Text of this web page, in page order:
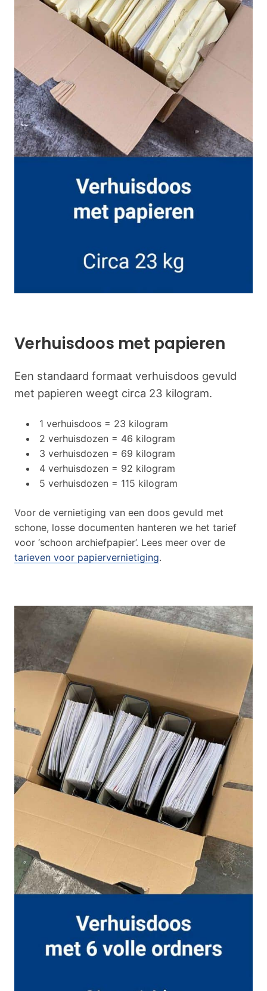
Verhuisdoos met papieren
Een standaard formaat verhuisdoos gevuld
met papieren weegt circa 23 kilogram.
1 verhuisdoos = 23 kilogram
2 verhuisdozen = 46 kilogram
3 verhuisdozen = 69 kilogram
4 verhuisdozen = 92 kilogram
5 verhuisdozen = 115 kilogram
Voor de vernietiging van een doos gevuld met
schone, losse documenten hanteren we het tarief
voor ‘schoon archiefpapier’. Lees meer over de
tarieven voor papiervernietiging.